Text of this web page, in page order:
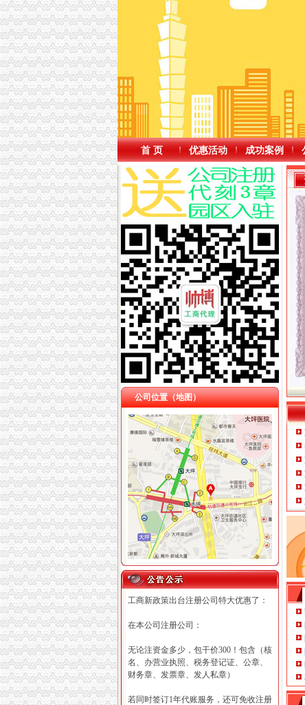
首 页 优惠活动 成功案例
公司位置（地图）
工商新政策出台注册公司特大优惠了：
在本公司注册公司：
无论注资金多少，包干价300！包含（核
名、办营业执照、税务登记证、公章、
财务章、发票章、发人私章）
若同时签订1年代账服务，还可免收注册